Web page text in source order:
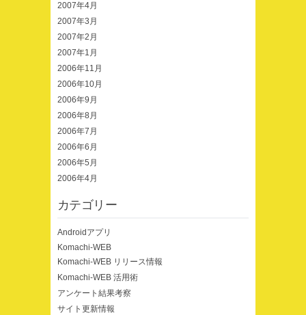
2007年4月
2007年3月
2007年2月
2007年1月
2006年11月
2006年10月
2006年9月
2006年8月
2006年7月
2006年6月
2006年5月
2006年4月
カテゴリー
Androidアプリ
Komachi-WEB
Komachi-WEB リリース情報
Komachi-WEB 活用術
アンケート結果考察
サイト更新情報